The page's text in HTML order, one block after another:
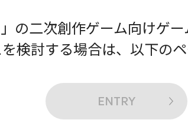
の二次創作ゲーム向けゲ
検討する場合は、以下の
ENTRY